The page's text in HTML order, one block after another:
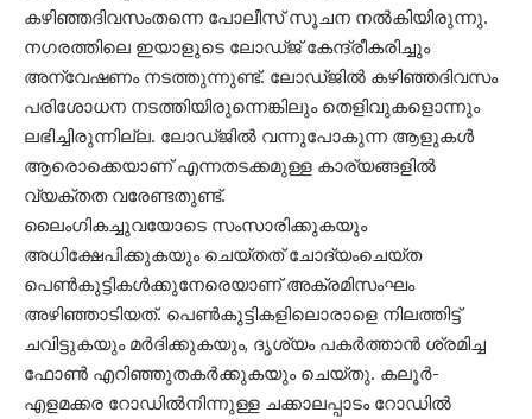
കഴിഞ്ഞദിവസംതന്നെ പോലീസ് സൂചന നൽകിയിരുന്നു.
നഗരത്തിലെ ഇയാളുടെ ലോഡ്ജ് കേന്ദ്രീകരിച്ചും
അന്വേഷണം നടത്തുന്നുണ്ട്. ലോഡ്ജിൽ കഴിഞ്ഞദിവസം
പരിശോധന നടത്തിയിരുന്നെങ്കിലും തെളിവുകളൊന്നും
ലഭിച്ചിരുന്നില്ല. ലോഡ്ജിൽ വന്നുപോകുന്ന ആളുകൾ
ആരൊക്കെയാണ് എന്നതടക്കമുള്ള കാര്യങ്ങളിൽ
വ്യക്തത വരേണ്ടതുണ്ട്.
ലൈംഗികച്ചുവയോടെ സംസാരിക്കുകയും
അധിക്ഷേപിക്കുകയും ചെയ്തത് ചോദ്യംചെയ്ത
പെൺകുട്ടികൾക്കുനേരെയാണ് അക്രമിസംഘം
അഴിഞ്ഞാടിയത്. പെൺകുട്ടികളിലൊരാളെ നിലത്തിട്ട്
ചവിട്ടുകയും മർദിക്കുകയും, ദൃശ്യം പകർത്താൻ ശ്രമിച്ച
ഫോൺ എറിഞ്ഞുതകർക്കുകയും ചെയ്തു. കലൂർ-
എളമക്കര റോഡിൽനിന്നുള്ള ചക്കാലപ്പാടം റോഡിൽ